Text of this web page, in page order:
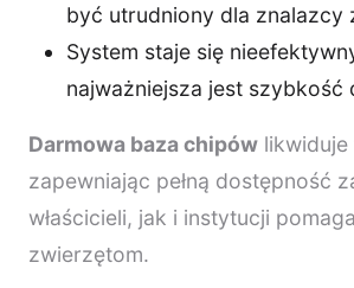
być utrudniony dla znalazcy
System staje się
najważniejsza jest szybkość
Darmowa baza chipów
zapewniając pełną dostępność
właścicieli, jak i instytucji
zwierzętom.